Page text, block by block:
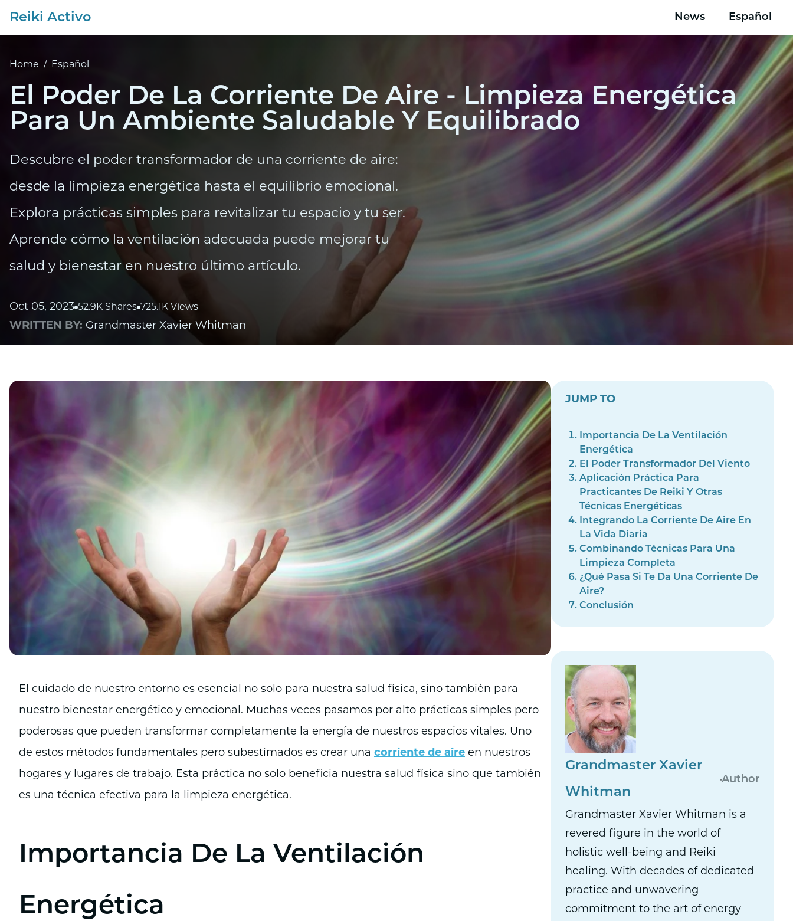
Reiki Activo News Español
Home / Español
El Poder De La Corriente De Aire - Limpieza Energética
Para Un Ambiente Saludable Y Equilibrado
Descubre el poder transformador de una corriente de aire:
desde la limpieza energética hasta el equilibrio emocional.
Explora prácticas simples para revitalizar tu espacio y tu ser.
Aprende cómo la ventilación adecuada puede mejorar tu
salud y bienestar en nuestro último artículo.
Oct 05, 2023 52.9K Shares 725.1K Views
WRITTEN BY: Grandmaster Xavier Whitman
El cuidado de nuestro entorno es esencial no solo para nuestra salud física, sino también para
nuestro bienestar energético y emocional. Muchas veces pasamos por alto prácticas simples pero
poderosas que pueden transformar completamente la energía de nuestros espacios vitales. Uno
de estos métodos fundamentales pero subestimados es crear una corriente de aire en nuestros
hogares y lugares de trabajo. Esta práctica no solo beneficia nuestra salud física sino que también
es una técnica efectiva para la limpieza energética.
Importancia De La Ventilación
Energética
JUMP TO
Importancia De La Ventilación
Energética
El Poder Transformador Del Viento
Aplicación Práctica Para
Practicantes De Reiki Y Otras
Técnicas Energéticas
Integrando La Corriente De Aire En
La Vida Diaria
Combinando Técnicas Para Una
Limpieza Completa
¿Qué Pasa Si Te Da Una Corriente De
Aire?
Conclusión
Grandmaster Xavier
Whitman
Author
Grandmaster Xavier Whitman is a
revered figure in the world of
holistic well-being and Reiki
healing. With decades of dedicated
practice and unwavering
commitment to the art of energy